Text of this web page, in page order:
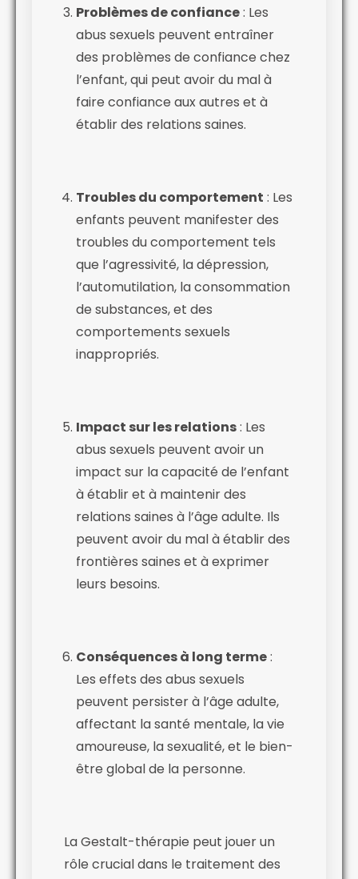
Problèmes de confiance: Les
abus sexuels peuvent entraîner
des problèmes de confiance chez
l’enfant, qui peut avoir du mal à
faire confiance aux autres et à
établir des relations saines.
Troubles du comportement : Les
enfants peuvent manifester des
troubles du comportement tels
que l’agressivité, la dépression,
l’automutilation, la consommation
de substances, et des
comportements sexuels
inappropriés.
Impact sur les relations: Les
abus sexuels peuvent avoir un
impact sur la capacité de l’enfant
à établir et à maintenir des
relations saines à l’âge adulte. Ils
peuvent avoir du mal à établir des
frontières saines et à exprimer
leurs besoins.
Conséquences à long terme:
Les effets des abus sexuels
peuvent persister à l’âge adulte,
affectant la santé mentale, la vie
amoureuse, la sexualité, et le bien-
être global de la personne.
La Gestalt-thérapie peut jouer un
rôle crucial dans le traitement des